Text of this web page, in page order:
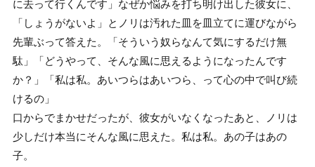
に去って行くんです」なぜか悩みを打ち明け出した彼女に、
「しょうがないよ」とノリは汚れた皿を皿立てに運びながら
先輩ぶって答えた。「そういう奴らなんて気にするだけ無
駄」「どうやって、そんな風に思えるようになったんです
か？」「私は私。あいつらはあいつら、って心の中で叫び続
けるの」
口からでまかせだったが、彼女がいなくなったあと、ノリは
少しだけ本当にそんな風に思えた。私は私。あの子はあの
子。